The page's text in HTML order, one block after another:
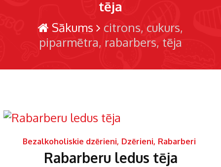
tēja
Sākums citrons cukurs
piparmētra rabarbers tēja
Bezalkoholiskie dzērieni, Dzērieni, Rabarberi
Rabarberu ledus tēja